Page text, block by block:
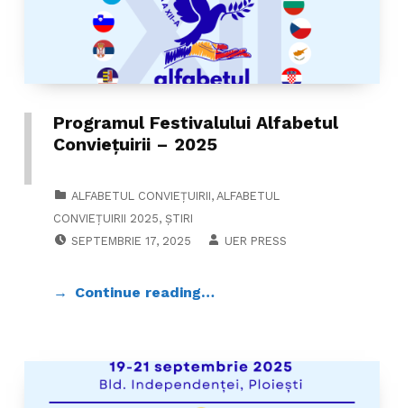
Programul Festivalului Alfabetul
Conviețuirii – 2025
ALFABETUL CONVIEȚUIRII, ALFABETUL
CONVIEȚUIRII 2025, ȘTIRI
POSTED ON:
SEPTEMBRIE 17, 2025
UER PRESS
Continue reading…